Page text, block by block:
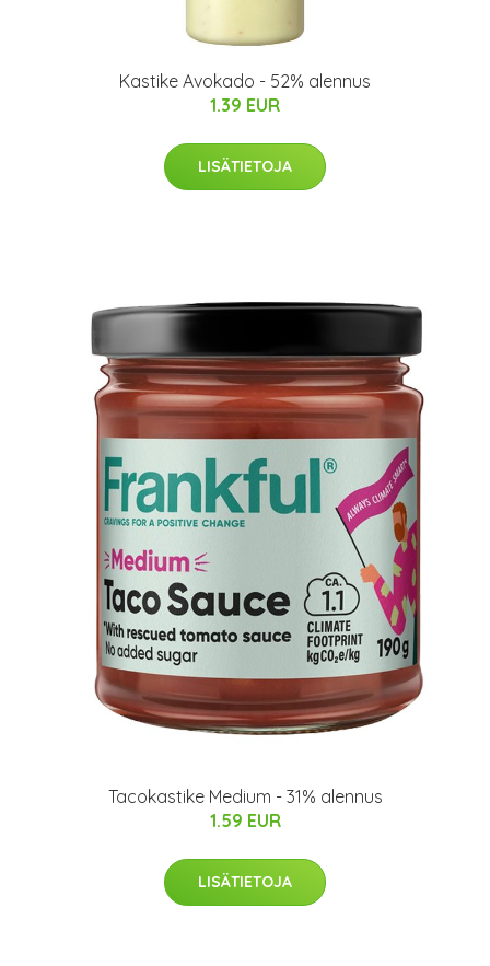
Kastike Avokado - 52% alennus
1.39 EUR
LISÄTIETOJA
Tacokastike Medium - 31% alennus
1.59 EUR
LISÄTIETOJA